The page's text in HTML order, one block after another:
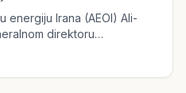
energiju Irana (AEOI) Ali-
direktoru